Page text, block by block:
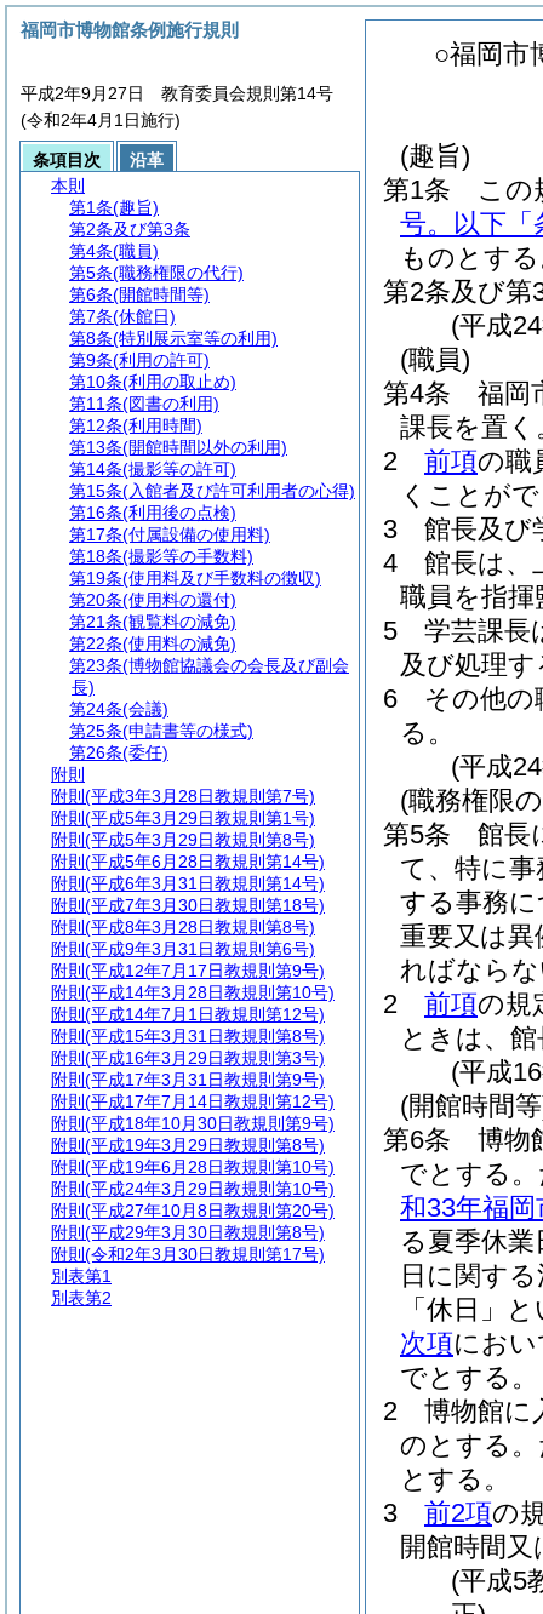
○福岡市
(趣旨)
第1条
この
号。以下「
ものとす
第2条及び第
(平成
(職員)
第4条
福岡
課長を置く
2
前項の職
くことが
3
館長及び
4
館長は、
職員を指
5
学芸課長
及び処理す
6
その他の
る。
(平成
(職務権限
第5条
館長
て、特に
する事務
重要又は
ればなら
2
前項の規
ときは、
(平成
(開館時間
第6条
博物
でとする。
和33年福
る夏季休
日に関す
「休日」
次項にお
でとする。
2
博物館に
のとする。
とする。
3
前2項の
開館時間又
(平成5
福岡市博物館条例施行規則
平成2年9月27日 教育委員会規則第14号
(令和2年4月1日施行)
条項目次
沿革
本則
第1条(趣旨)
第2条及び第3条
第4条(職員)
第5条(職務権限の代行)
第6条(開館時間等)
第7条(休館日)
第8条(特別展示室等の利用)
第9条(利用の許可)
第10条(利用の取止め)
第11条(図書の利用)
第12条(利用時間)
第13条(開館時間以外の利用)
第14条(撮影等の許可)
第15条(入館者及び許可利用者の心得)
第16条(利用後の点検)
第17条(付属設備の使用料)
第18条(撮影等の手数料)
第19条(使用料及び手数料の徴収)
第20条(使用料の還付)
第21条(観覧料の減免)
第22条(使用料の減免)
第23条(博物館協議会の会長及び副会
長)
第24条(会議)
第25条(申請書等の様式)
第26条(委任)
附則
附則 (平成3年3月28日教規則第7号)
附則 (平成5年3月29日教規則第1号)
附則 (平成5年3月29日教規則第8号)
附則 (平成5年6月28日教規則第14号)
附則 (平成6年3月31日教規則第14号)
附則 (平成7年3月30日教規則第18号)
附則 (平成8年3月28日教規則第8号)
附則 (平成9年3月31日教規則第6号)
附則 (平成12年7月17日教規則第9号)
附則 (平成14年3月28日教規則第10号)
附則 (平成14年7月1日教規則第12号)
附則 (平成15年3月31日教規則第8号)
附則 (平成16年3月29日教規則第3号)
附則 (平成17年3月31日教規則第9号)
附則 (平成17年7月14日教規則第12号)
附則 (平成18年10月30日教規則第9号)
附則 (平成19年3月29日教規則第8号)
附則 (平成19年6月28日教規則第10号)
附則 (平成24年3月29日教規則第10号)
附則 (平成27年10月8日教規則第20号)
附則 (平成29年3月30日教規則第8号)
附則 (令和2年3月30日教規則第17号)
別表第1
別表第2